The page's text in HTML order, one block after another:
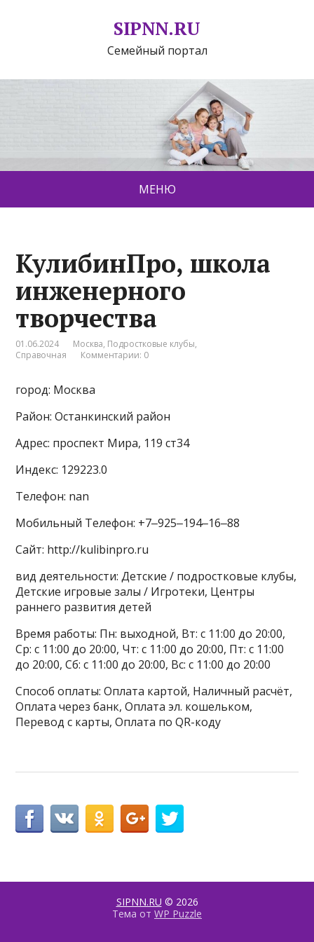
SIPNN.RU
Семейный портал
МЕНЮ
КулибинПро, школа
инженерного
творчества
01.06.2024 Москва, Подростковые клубы,
Справочная
Комментарии: 0
город: Москва
Район: Останкинский район
Адрес: проспект Мира, 119 ст34
Индекс: 129223.0
Телефон: nan
Мобильный Телефон: +7‒925‒194‒16‒88
Сайт: http://kulibinpro.ru
вид деятельности: Детские / подростковые клубы,
Детские игровые залы / Игротеки, Центры
раннего развития детей
Время работы: Пн: выходной, Вт: с 11:00 до 20:00,
Ср: с 11:00 до 20:00, Чт: с 11:00 до 20:00, Пт: с 11:00
до 20:00, Сб: с 11:00 до 20:00, Вс: с 11:00 до 20:00
Способ оплаты: Оплата картой, Наличный расчёт,
Оплата через банк, Оплата эл. кошельком,
Перевод с карты, Оплата по QR-коду
SIPNN.RU © 2026
Тема от WP Puzzle